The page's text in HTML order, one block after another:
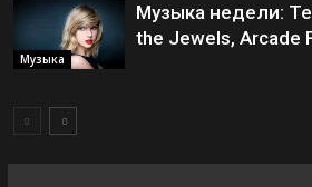
Музыка
Музыка недели:
the Jewels, Arcade